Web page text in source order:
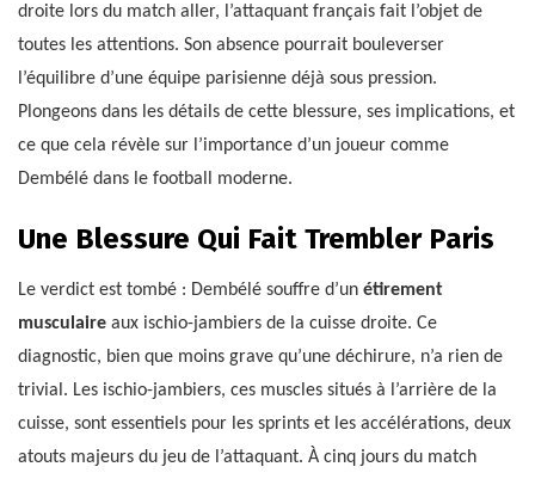
droite lors du match aller, l’attaquant français fait l’objet de
toutes les attentions. Son absence pourrait bouleverser
l’équilibre d’une équipe parisienne déjà sous pression.
Plongeons dans les détails de cette blessure, ses implications, et
ce que cela révèle sur l’importance d’un joueur comme
Dembélé dans le football moderne.
Une Blessure Qui Fait Trembler Paris
Le verdict est tombé : Dembélé souffre d’un étirement
musculaire aux ischio-jambiers de la cuisse droite. Ce
diagnostic, bien que moins grave qu’une déchirure, n’a rien de
trivial. Les ischio-jambiers, ces muscles situés à l’arrière de la
cuisse, sont essentiels pour les sprints et les accélérations, deux
atouts majeurs du jeu de l’attaquant. À cinq jours du match